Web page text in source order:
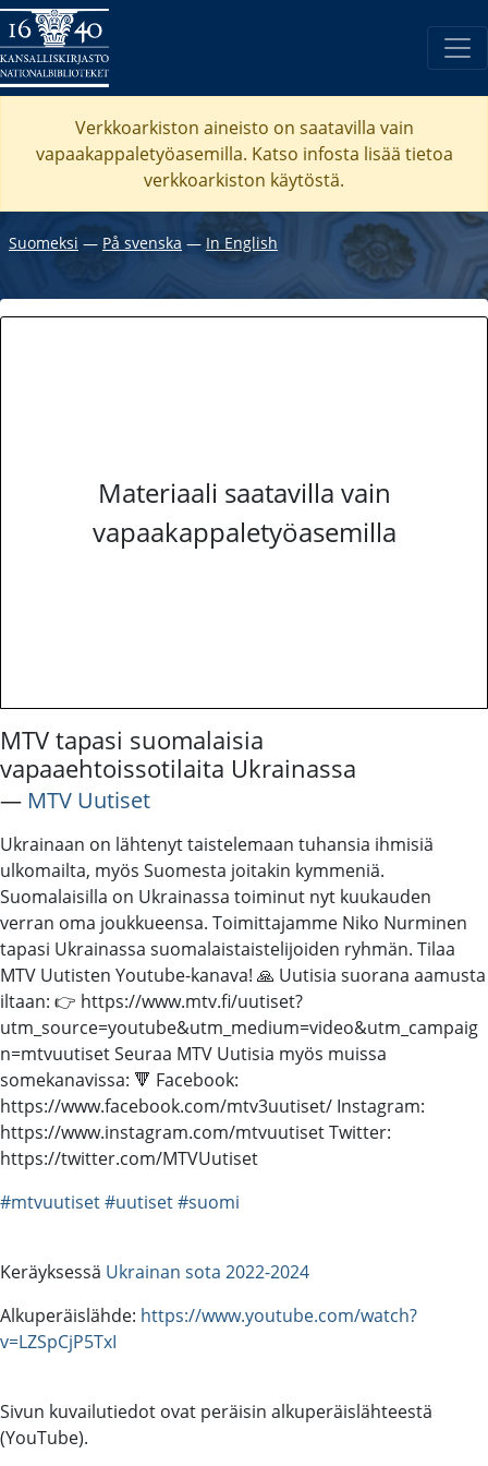
Verkkoarkiston aineisto on saatavilla vain
vapaakappaletyöasemilla. Katso infosta lisää tietoa
verkkoarkiston käytöstä.
Suomeksi ― På svenska ― In English
Materiaali saatavilla vain
vapaakappaletyöasemilla
MTV tapasi suomalaisia
vapaaehtoissotilaita Ukrainassa
― MTV Uutiset
Ukrainaan on lähtenyt taistelemaan tuhansia ihmisiä
ulkomailta, myös Suomesta joitakin kymmeniä.
Suomalaisilla on Ukrainassa toiminut nyt kuukauden
verran oma joukkueensa. Toimittajamme Niko Nurminen
tapasi Ukrainassa suomalaistaistelijoiden ryhmän. Tilaa
MTV Uutisten Youtube-kanava! 🙏 Uutisia suorana aamusta
iltaan: 👉 https://www.mtv.fi/uutiset?
utm_source=youtube&utm_medium=video&utm_campaig
n=mtvuutiset Seuraa MTV Uutisia myös muissa
somekanavissa: 🔻 Facebook:
https://www.facebook.com/mtv3uutiset/ Instagram:
https://www.instagram.com/mtvuutiset Twitter:
https://twitter.com/MTVUutiset
#mtvuutiset#uutiset#suomi
Keräyksessä Ukrainan sota 2022-2024
Alkuperäislähde: https://www.youtube.com/watch?
v=LZSpCjP5TxI
Sivun kuvailutiedot ovat peräisin alkuperäislähteestä
(YouTube).